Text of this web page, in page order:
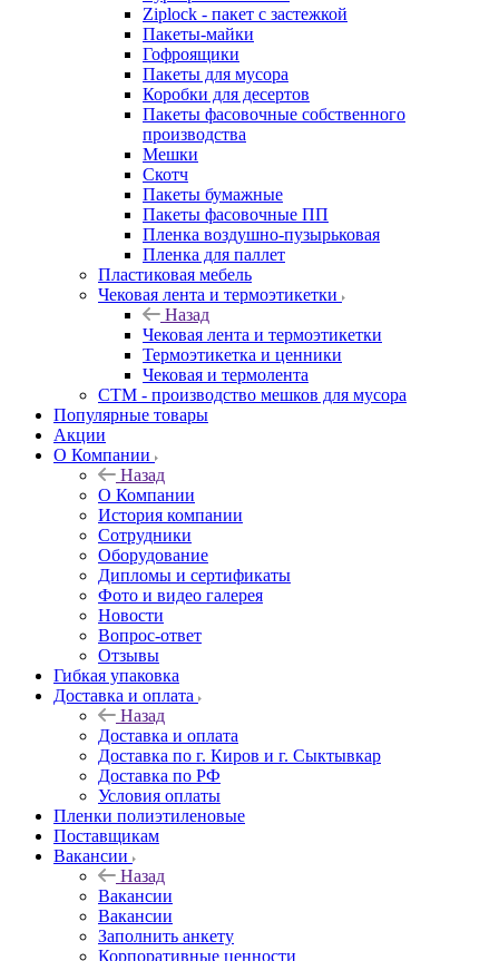
Ziplock - пакет с застежкой
Пакеты-майки
Гофроящики
Пакеты для мусора
Коробки для десертов
Пакеты фасовочные собственного
производства
Мешки
Скотч
Пакеты бумажные
Пакеты фасовочные ПП
Пленка воздушно-пузырьковая
Пленка для паллет
Пластиковая мебель
Чековая лента и термоэтикетки
Назад
Чековая лента и термоэтикетки
Термоэтикетка и ценники
Чековая и термолента
СТМ - производство мешков для мусора
Популярные товары
Акции
О Компании
Назад
О Компании
История компании
Сотрудники
Оборудование
Дипломы и сертификаты
Фото и видео галерея
Новости
Вопрос-ответ
Отзывы
Гибкая упаковка
Доставка и оплата
Назад
Доставка и оплата
Доставка по г. Киров и г. Сыктывкар
Доставка по РФ
Условия оплаты
Пленки полиэтиленовые
Поставщикам
Вакансии
Назад
Вакансии
Вакансии
Заполнить анкету
Корпоративные ценности